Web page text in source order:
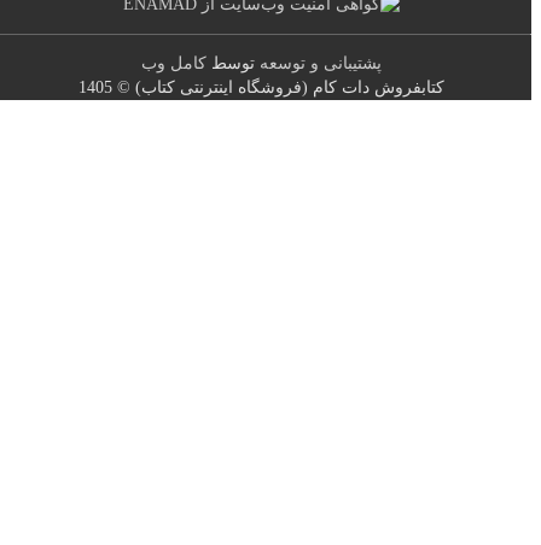
پشتیبانی و توسعهتوسطکامل وب
کتابفروش دات کام (فروشگاه اینترنتی کتاب) © 1405